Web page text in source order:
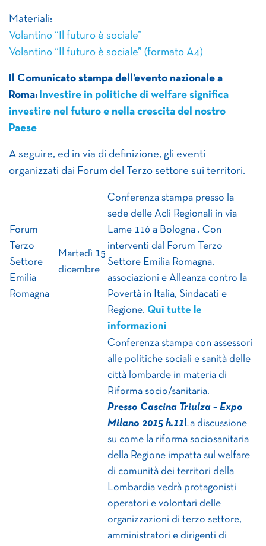
Materiali:
Volantino “Il futuro è sociale”
Volantino “Il futuro è sociale” (formato A4)
Il Comunicato stampa dell’evento nazionale a
Roma: Investire in politiche di welfare significa
investire nel futuro e nella crescita del nostro
Paese
A seguire, ed in via di definizione, gli eventi
organizzati dai Forum del Terzo settore sui territori.
Forum
Terzo
Settore
Emilia
Romagna
Martedì 15
dicembre
Conferenza stampa presso la
sede delle Acli Regionali in via
Lame 116 a Bologna . Con
interventi dal Forum Terzo
Settore Emilia Romagna,
associazioni e Alleanza contro la
Povertà in Italia, Sindacati e
Regione. Qui tutte le
informazioni
Conferenza stampa con assessori
alle politiche sociali e sanità delle
città lombarde in materia di
Riforma socio/sanitaria.
Presso Cascina Triulza – Expo
Milano 2015 h.11 La discussione
su come la riforma sociosanitaria
della Regione impatta sul welfare
di comunità dei territori della
Lombardia vedrà protagonisti
operatori e volontari delle
organizzazioni di terzo settore,
amministratori e dirigenti di